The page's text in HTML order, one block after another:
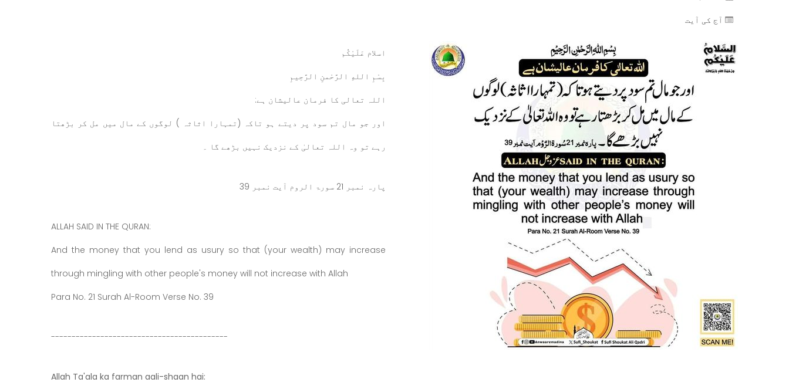
آج کی آیت
اسلام عَلَيْكُم
بِسْمِ اللهِ الرَّحْمنِ الرَّحِيمِ
اللہ تعالی کا فرمان عالیشان ہے:
اور جو مال تم سود پر دیتے ہو تاکہ (تمہارا اثاثہ ) لوگوں کے مال میں مل کر بڑھتا
رہے تو وہ اللہ تعالیٰ کے نزدیک نہیں بڑھے گا ۔
پارہ نمبر 21 سورۃ الروم آیت نمبر 39
ALLAH SAID IN THE QURAN:
And the money that you lend as usury so that (your wealth) may increase
through mingling with other people's money will not increase with Allah
Para No. 21 Surah Al-Room Verse No. 39
-------------------------------------------
Allah Ta'ala ka farman aali-shaan hai: